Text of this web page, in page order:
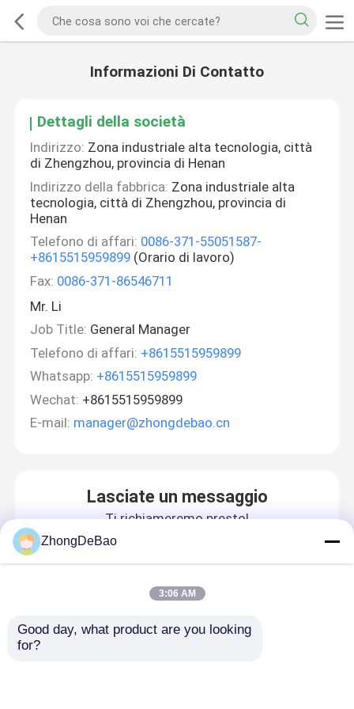
Informazioni Di Contatto
Dettagli della società
Indirizzo: Zona industriale alta tecnologia, città
di Zhengzhou, provincia di Henan
Indirizzo della fabbrica: Zona industriale alta
tecnologia, città di Zhengzhou, provincia di
Henan
Telefono di affari: 0086-371-55051587-
+8615515959899 (Orario di lavoro)
Fax: 0086-371-86546711
Mr. Li
Job Title: General Manager
Telefono di affari: +8615515959899
Whatsapp: +8615515959899
Wechat: +8615515959899
E-mail: manager@zhongdebao.cn
Lasciate un messaggio
Ti richiameremo presto!
ZhongDeBao
3:06 AM
Good day, what product are you looking
for?